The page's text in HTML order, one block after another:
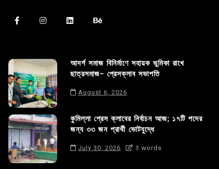
আদর্শ সমাজ বিনির্মাণে সহায়ক ভুমিকা রাখে
ছাত্রসমাজ- প্রেসক্লাব সভাপতি
August 6, 2026
কুমিল্লা প্রেস ক্লাবের নির্বাচন আজ; ১৭টি পদের
জন্য ৩৩ জন প্রার্থী ভোটযুদ্ধে
July 30, 2026 3 words